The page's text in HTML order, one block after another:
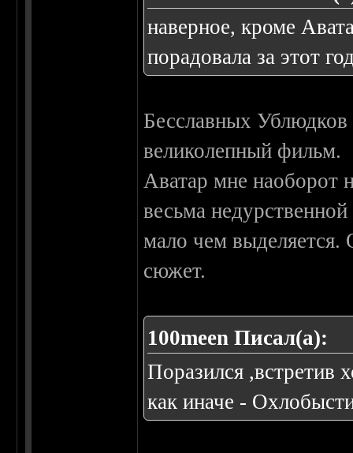
наверное, кроме
порадовала за этот
Бесславных Ублюдков
великолепный фильм.
Аватар мне наоборот
весьма
мало чем выделяется.
сюжет.
100meen Писал(а):
Поразился ,встретив
как иначе -